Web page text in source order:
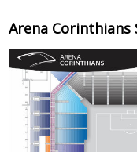
Arena Corinthians